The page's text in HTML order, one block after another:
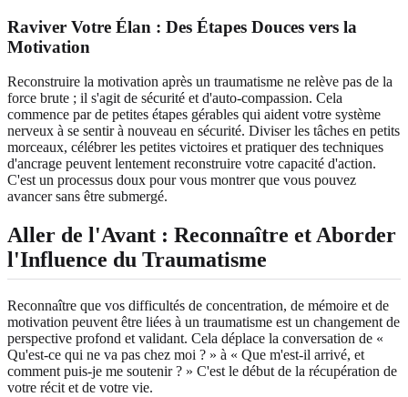
Raviver Votre Élan : Des Étapes Douces vers la
Motivation
Reconstruire la motivation après un traumatisme ne relève pas de la
force brute ; il s'agit de sécurité et d'auto-compassion. Cela
commence par de petites étapes gérables qui aident votre système
nerveux à se sentir à nouveau en sécurité. Diviser les tâches en petits
morceaux, célébrer les petites victoires et pratiquer des techniques
d'ancrage peuvent lentement reconstruire votre capacité d'action.
C'est un processus doux pour vous montrer que vous pouvez
avancer sans être submergé.
Aller de l'Avant : Reconnaître et Aborder
l'Influence du Traumatisme
Reconnaître que vos difficultés de concentration, de mémoire et de
motivation peuvent être liées à un traumatisme est un changement de
perspective profond et validant. Cela déplace la conversation de «
Qu'est-ce qui ne va pas chez moi ? » à « Que m'est-il arrivé, et
comment puis-je me soutenir ? » C'est le début de la récupération de
votre récit et de votre vie.